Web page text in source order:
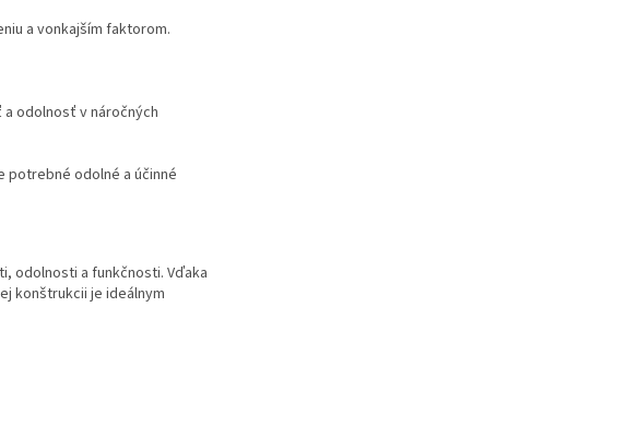
a vonkajším faktorom.
odolnosť v náročných
potrebné odolné a účinné
odolnosti a funkčnosti. Vďaka
konštrukcii je ideálnym